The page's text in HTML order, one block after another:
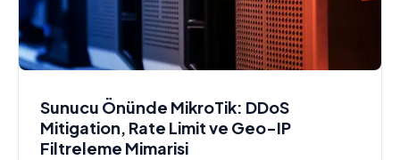
Sunucu Önünde MikroTik: DDoS
Mitigation, Rate Limit ve Geo-IP
Filtreleme Mimarisi